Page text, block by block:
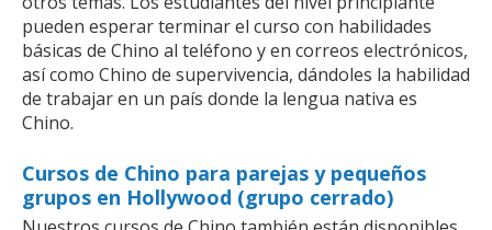
pueden esperar terminar el curso con habilidades
básicas de Chino al teléfono y en correos electrónicos,
así como Chino de supervivencia, dándoles la habilidad
de trabajar en un país donde la lengua nativa es
Chino.
Cursos de Chino para parejas y pequeños
grupos en Hollywood (grupo cerrado)